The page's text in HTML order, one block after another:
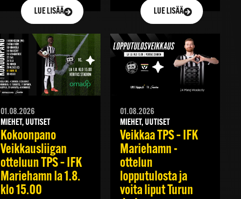
LUE LISÄÄ LUE LISÄÄ
01.08.2026
MIEHET, UUTISET
Kokoonpano
Veikkausliigan
otteluun TPS – IFK
Mariehamn la 1.8.
klo 15.00
01.08.2026
MIEHET, UUTISET
Veikkaa TPS – IFK
Mariehamn -
ottelun
lopputulosta ja
voita liput Turun